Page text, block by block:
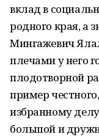
вклад в
родного края, а
Мингажевич
плечами у него
плодотворной
пример
избранному
большой и